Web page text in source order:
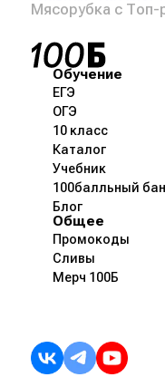
Мясорубка с Топ-
Обучение
ЕГЭ
ОГЭ
10 класс
Каталог
Учебник
100балльный
Блог
Общее
Промокоды
Сливы
Мерч 100Б